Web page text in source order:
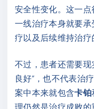
安全性变化。这一
一线治疗本身就要
疗以及后续维持治疗
不过，患者还需要现
良好”，也不代表治
案中本来就包含卡铂
理仍然是治疗成败的